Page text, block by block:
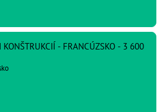
KONŠTRUKCIÍ - FRANCÚZSKO - 3 600